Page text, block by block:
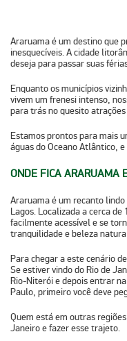
Araruamaé um destino que
inesquecíveis. A cidade
deseja para passar suas
Enquanto os municípios
vivem um frenesi intenso,
para trás no quesito
Estamos prontos para mais
águas do Oceano Atlântico,
ONDE FICA ARARUAMA
Araruama é um recanto
Lagos. Localizada a cerca de
facilmente acessível e se
tranquilidade e beleza
Para chegar a este cenário
Se estiver vindo do Rio de
Rio-Niterói e depois entrar
Paulo, primeiro você deve
Quem está em outras
Janeiro e fazer esse trajeto.